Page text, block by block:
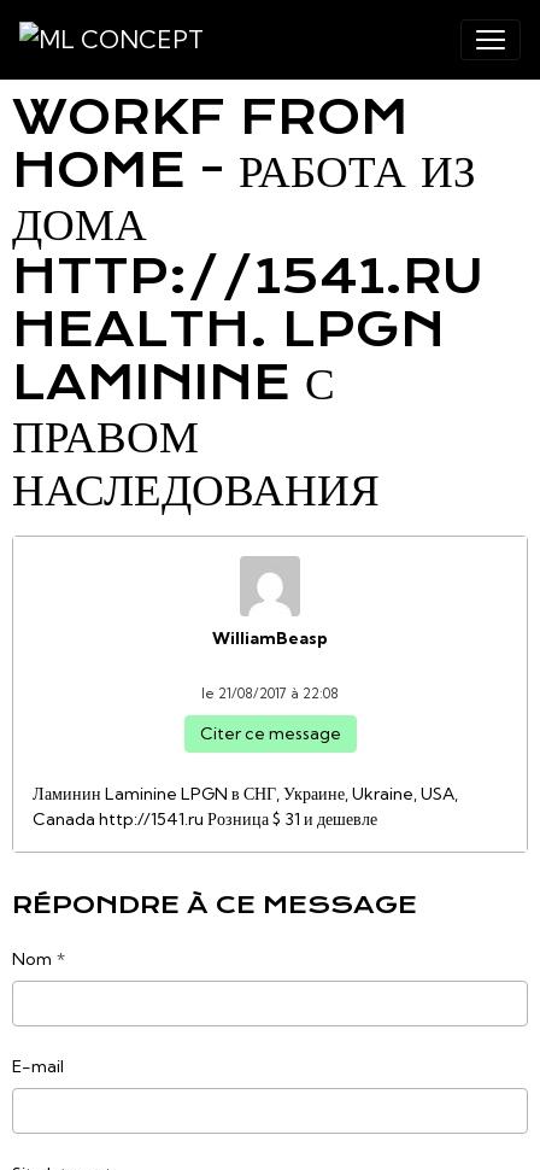
WORKF FROM
HOME - РАБОТА ИЗ
ДОМА
HTTP://1541.RU
HEALTH. LPGN
LAMININE С
ПРАВОМ
НАСЛЕДОВАНИЯ
WilliamBeasp
le 21/08/2017 à 22:08
Citer ce message
Ламинин Laminine LPGN в СНГ, Украине, Ukraine, USA,
Canada http://1541.ru Розница $ 31 и дешевле
RÉPONDRE À CE MESSAGE
Nom
E-mail